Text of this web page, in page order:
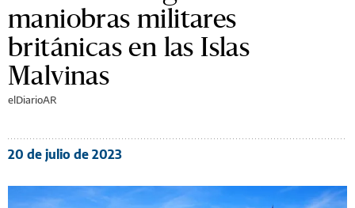
maniobras militares
británicas en las Islas
Malvinas
elDiarioAR
20 de julio de 2023